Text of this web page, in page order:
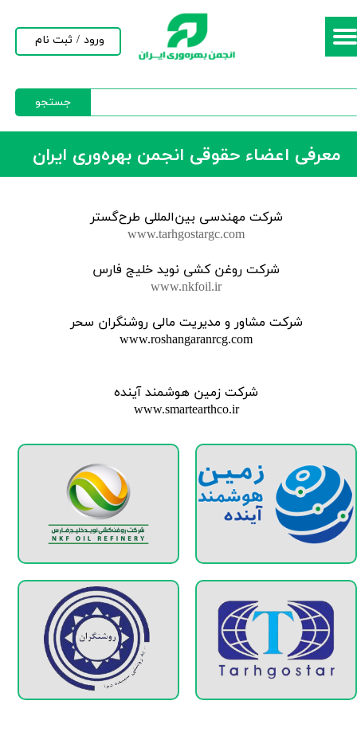
جستجو
ورود / ثبت نام
حساب کاربری من
خروج از حساب کاربری
معرفی اعضاء حقوقی انجمن بهره‌وری ایران​​​​​​​
شرکت مهندسی بین‌المللی طرح‌گستر
www.tarhgostargc.com
شرکت روغن کشی نوید خلیج فارس
www.nkfoil.ir
شرکت مشاور و مدیریت مالی روشنگران سحر
www.roshangaranrcg.com
شرکت زمین هوشمند آینده
www.smartearthco.ir